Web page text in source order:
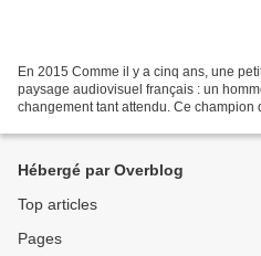
En 2015 Comme il y a cinq ans, une
paysage audiovisuel français : un
changement tant attendu. Ce champion
Hébergé par Overblog
Top articles
Pages